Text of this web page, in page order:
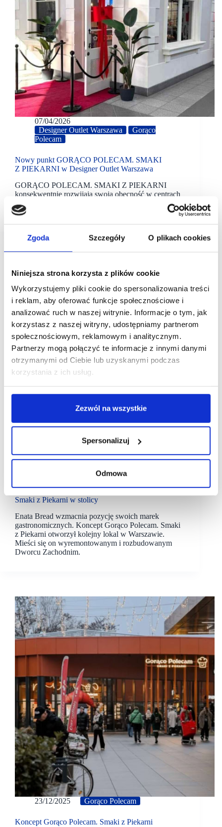
Zgoda Szczegóły O plikach cookies
Niniejsza strona korzysta z plików cookie
Wykorzystujemy pliki cookie do spersonalizowania treści
i reklam, aby oferować funkcje społecznościowe i
analizować ruch w naszej witrynie. Informacje o tym, jak
korzystasz z naszej witryny, udostępniamy partnerom
społecznościowym, reklamowym i analitycznym.
Partnerzy mogą połączyć te informacje z innymi danymi
otrzymanymi od Ciebie lub uzyskanymi podczas
korzystania z ich usług.
Zezwól na wszystkie
Spersonalizuj
Odmowa
07/04/2026
Designer Outlet Warszawa
Gorąco
Polecam
Nowy punkt GORĄCO POLECAM. SMAKI
Z PIEKARNI w Designer Outlet Warszawa
GORĄCO POLECAM. SMAKI Z PIEKARNI
konsekwentnie rozwijają swoją obecność w centrach
outletowych. Nową kawiarnio-piekarnię marki
właśnie otworzył Designer Outlet Warszawa.
05/01/2026
Gorąco Polecam
Enata Bread umacnia pozycję Gorąco Polecam.
Smaki z Piekarni w stolicy
Enata Bread wzmacnia pozycję swoich marek
gastronomicznych. Koncept Gorąco Polecam. Smaki
z Piekarni otworzył kolejny lokal w Warszawie.
Mieści się on wyremontowanym i rozbudowanym
Dworcu Zachodnim.
23/12/2025 Gorąco Polecam
Koncept Gorąco Polecam. Smaki z Piekarni